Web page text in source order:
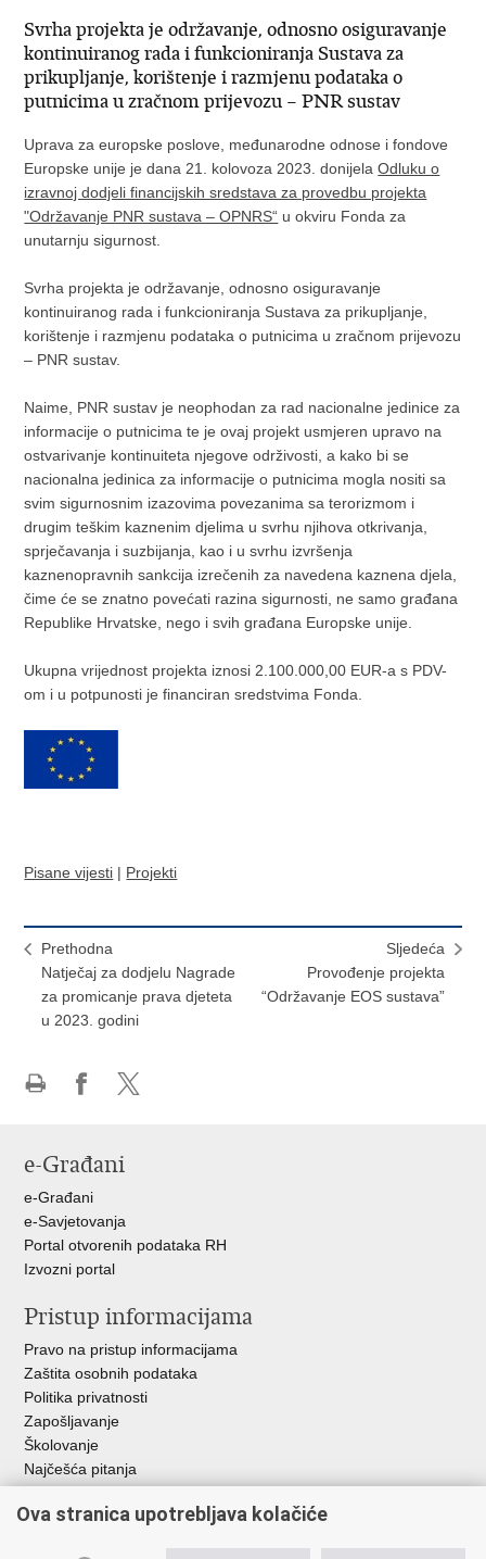
Svrha projekta je održavanje, odnosno osiguravanje
kontinuiranog rada i funkcioniranja Sustava za
prikupljanje, korištenje i razmjenu podataka o
putnicima u zračnom prijevozu – PNR sustav
Uprava za europske poslove, međunarodne odnose i fondove
Europske unije je dana 21. kolovoza 2023. donijelaOdluku o
izravnoj dodjeli financijskih sredstava za provedbu projekta
"Održavanje PNR sustava – OPNRS“ u okviru Fonda za
unutarnju sigurnost.
Svrha projekta je održavanje, odnosno osiguravanje
kontinuiranog rada i funkcioniranja Sustava za prikupljanje,
korištenje i razmjenu podataka o putnicima u zračnom prijevozu
– PNR sustav.
Naime, PNR sustav je neophodan za rad nacionalne jedinice za
informacije o putnicima te je ovaj projekt usmjeren upravo na
ostvarivanje kontinuiteta njegove održivosti, a kako bi se
nacionalna jedinica za informacije o putnicima mogla nositi sa
svim sigurnosnim izazovima povezanima sa terorizmom i
drugim teškim kaznenim djelima u svrhu njihova otkrivanja,
sprječavanja i suzbijanja, kao i u svrhu izvršenja
kaznenopravnih sankcija izrečenih za navedena kaznena djela,
čime će se znatno povećati razina sigurnosti, ne samo građana
Republike Hrvatske, nego i svih građana Europske unije.
Ukupna vrijednost projekta iznosi 2.100.000,00 EUR-a s PDV-
om i u potpunosti je financiran sredstvima Fonda.
Pisane vijesti | Projekti
Prethodna
Natječaj za dodjelu Nagrade
za promicanje prava djeteta
u 2023. godini
Sljedeća
Provođenje projekta
“Održavanje EOS sustava”
Facebooku
X-
e-Građani
e-Građani
e-Savjetovanja
Portal otvorenih podataka RH
Izvozni portal
Pristup informacijama
Pravo na pristup informacijama
Zaštita osobnih podataka
Politika privatnosti
Zapošljavanje
Školovanje
Najčešća pitanja
Važne poveznice
Ova stranica upotrebljava kolačiće